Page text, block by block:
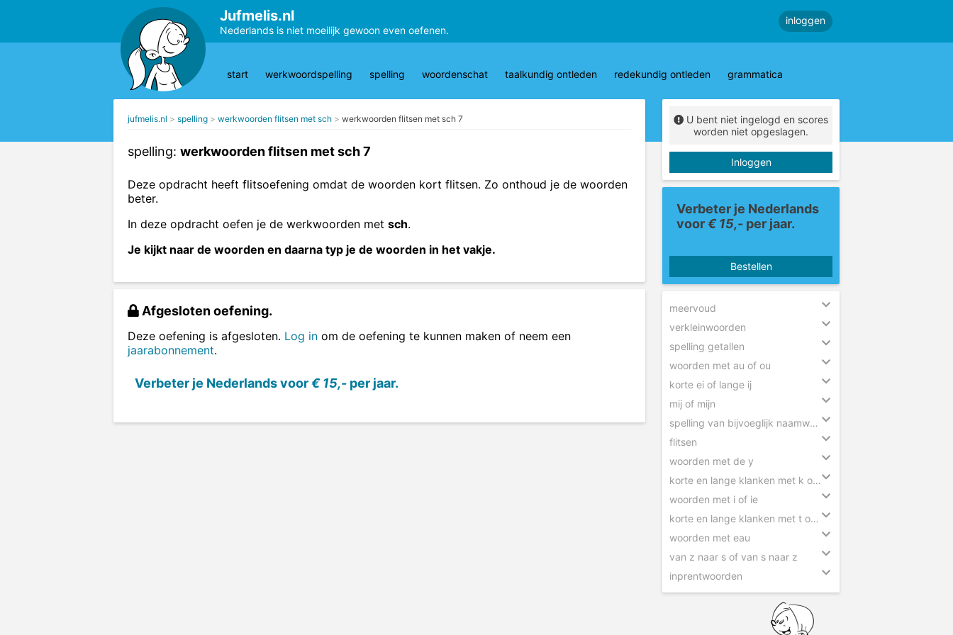
Jufmelis.nl
Nederlands is niet moeilijk gewoon even oefenen.
inloggen
start werkwoordspelling spelling woordenschat taalkundig ontleden redekundig ontleden grammatica
jufmelis.nl spelling werkwoorden flitsen met sch werkwoorden flitsen met sch 7
spelling: werkwoorden flitsen met sch 7
Deze opdracht heeft flitsoefening omdat de woorden kort flitsen. Zo onthoud je de woorden
beter.
In deze opdracht oefen je de werkwoorden met sch.
Je kijkt naar de woorden en daarna typ je de woorden in het vakje.
Afgesloten oefening.
Deze oefening is afgesloten. Log in om de oefening te kunnen maken of neem een
jaarabonnement.
Verbeter je Nederlands voor€ 15,- per jaar.
U bent niet ingelogd en scores
worden niet opgeslagen.
Inloggen
Verbeter je Nederlands
voor€ 15,- per jaar.
Bestellen
meervoud
verkleinwoorden
spelling getallen
woorden met au of ou
korte ei of lange ij
mij of mijn
spelling van bijvoeglijk naamwoorden
flitsen
woorden met de y
korte en lange klanken met k of kk
woorden met i of ie
korte en lange klanken met t of tt
woorden met eau
van z naar s of van s naar z
inprentwoorden